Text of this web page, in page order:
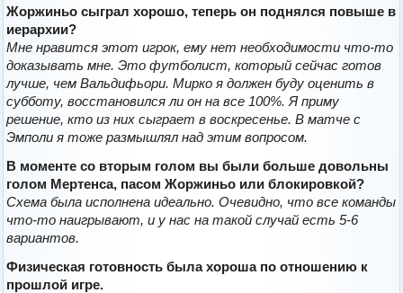
Жоржиньо сыграл хорошо, теперь он поднялся повыше в
иерархии?
Мне нравится этот игрок, ему нет необходимости что-то
доказывать мне. Это футболист, который сейчас готов
лучше, чем Вальдифьори. Мирко я должен буду оценить в
субботу, восстановился ли он на все 100%. Я приму
решение, кто из них сыграет в воскресенье. В матче с
Эмполи я тоже размышлял над этим вопросом.
В моменте со вторым голом вы были больше довольны
голом Мертенса, пасом Жоржиньо или блокировкой?
Схема была исполнена идеально. Очевидно, что все команды
что-то наигрывают, и у нас на такой случай есть 5-6
вариантов.
Физическая готовность была хороша по отношению к
прошлой игре.